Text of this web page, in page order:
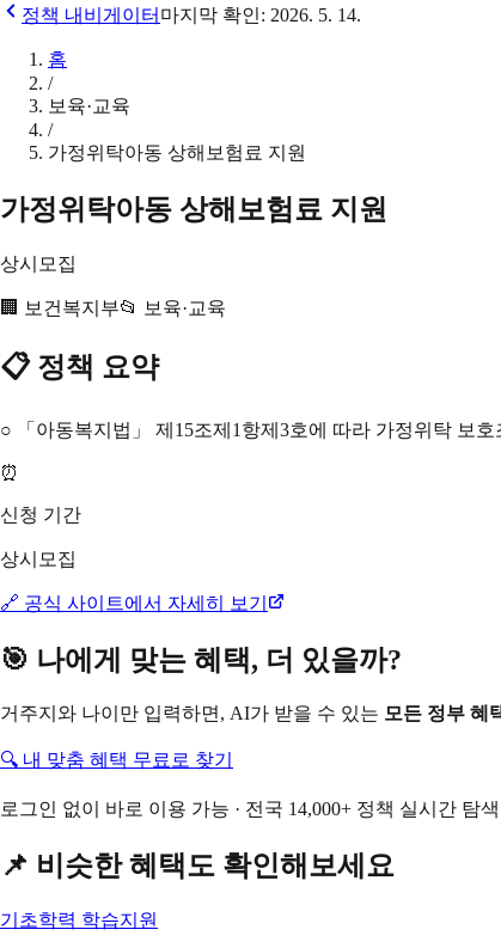
정책 내비게이터 마지막 확인: 2026. 5. 14.
홈
/
보육·교육
/
가정위탁아동 상해보험료 지원
가정위탁아동 상해보험료 지원
상시모집
🏢 보건복지부📂 보육·교육
📋 정책 요약
○ 「아동복지법」 제15조제1항제3호에 따라 가정위탁 보
⏰
신청 기간
상시모집
🔗 공식 사이트에서 자세히 보기
🎯 나에게 맞는 혜택, 더 있을까?
거주지와 나이만 입력하면, AI가 받을 수 있는 모든 정부 혜
🔍 내 맞춤 혜택 무료로 찾기
로그인 없이 바로 이용 가능 · 전국 14,000+ 정책 실시간 탐색
📌 비슷한 혜택도 확인해보세요
기초학력 학습지원